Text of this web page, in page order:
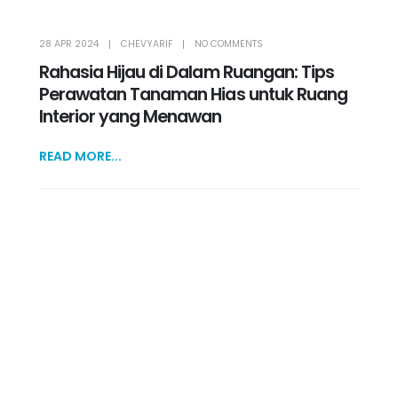
28 APR 2024 CHEVYARIF NO COMMENTS
Rahasia Hijau di Dalam Ruangan: Tips
Perawatan Tanaman Hias untuk Ruang
Interior yang Menawan
READ MORE...